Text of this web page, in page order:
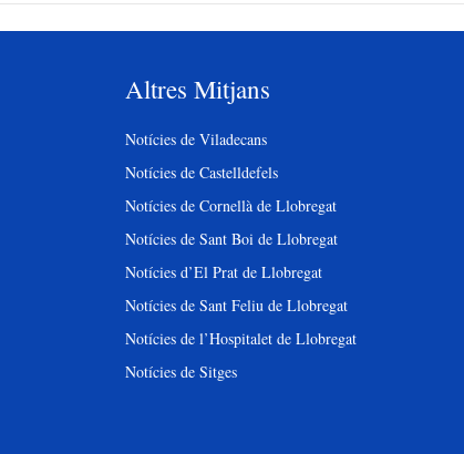
Altres Mitjans
Notícies de Viladecans
Notícies de Castelldefels
Notícies de Cornellà de Llobregat
Notícies de Sant Boi de Llobregat
Notícies d’El Prat de Llobregat
Notícies de Sant Feliu de Llobregat
Notícies de l’Hospitalet de Llobregat
Notícies de Sitges